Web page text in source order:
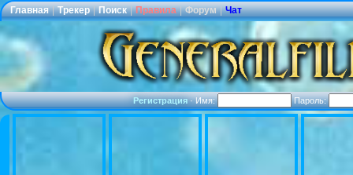
Главная | Трекер | Поиск | Правила | Форум | Чат
Регистрация·Имя: Пароль: